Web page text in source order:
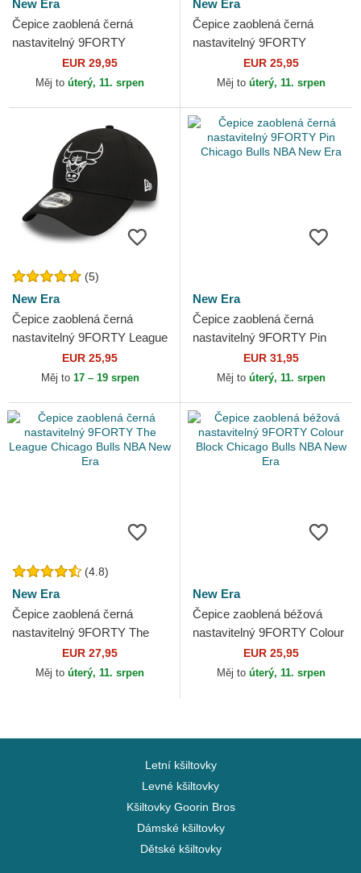
New Era
Čepice zaoblená černá
nastavitelný 9FORTY
Microfibre Chicago Bulls NBA
New Era
EUR 29,95
Měj to úterý, 11. srpen
New Era
Čepice zaoblená černá
nastavitelný 9FORTY
Essential Chicago Bulls NBA
New Era
EUR 25,95
Měj to úterý, 11. srpen
(5)
New Era
Čepice zaoblená černá
nastavitelný 9FORTY League
Essential Chicago Bulls NBA
New Era
EUR 25,95
Měj to 17 – 19 srpen
New Era
Čepice zaoblená černá
nastavitelný 9FORTY Pin
Chicago Bulls NBA New Era
EUR 31,95
Měj to úterý, 11. srpen
(4.8)
New Era
Čepice zaoblená černá
nastavitelný 9FORTY The
League Chicago Bulls NBA
New Era
EUR 27,95
Měj to úterý, 11. srpen
New Era
Čepice zaoblená béžová
nastavitelný 9FORTY Colour
Block Chicago Bulls NBA
New Era
EUR 25,95
Měj to úterý, 11. srpen
Letní kšiltovky
Levné kšiltovky
Kšiltovky Goorin Bros
Dámské kšiltovky
Dětské kšiltovky